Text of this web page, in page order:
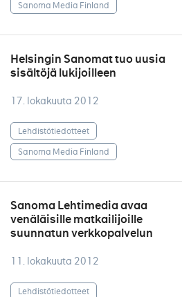
Sanoma Media Finland
Helsingin Sanomat tuo uusia
sisältöjä lukijoilleen
17. lokakuuta 2012
Lehdistötiedotteet
Sanoma Media Finland
Sanoma Lehtimedia avaa
venäläisille matkailijoille
suunnatun verkkopalvelun
11. lokakuuta 2012
Lehdistötiedotteet